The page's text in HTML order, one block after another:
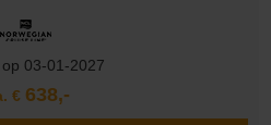
03-01-2027
€ 638,-